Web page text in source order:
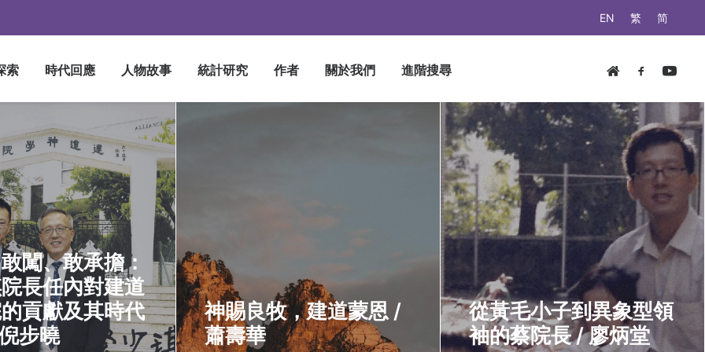
EN 繁 简
索 時代回應 人物故事 統計研究 作者 關於我們 進階搜尋
闖、敢承擔：
長任內對建道
貢獻及其時代
步曉
神賜良牧，建道蒙恩 /
蕭壽華
從黃毛小子到異象型領
袖的蔡院長 / 廖炳堂